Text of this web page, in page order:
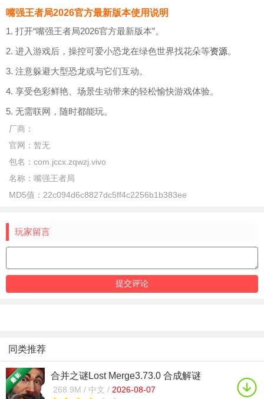
嘴强王者局2026官方最新版本使用说明
1. 打开“嘴强王者局2026官方最新版本”。
2. 进入游戏后，操控可爱小恐龙在绿色世界找花朵等资源。
3. 注意躲避大型恐龙或与它们互动。
4. 享受色彩鲜艳、场景生动带来的轻松愉快游戏体验。
5. 无需联网，随时都能玩。
厂商：
官网： 暂无
包名： com.jccx.zqwzj.vivo
名称： 嘴强王者局
MD5值： 22c094d6c8827dc5ff4c2256b1b383ee
玩家留言
同类推荐
合并之谜Lost Merge3.73.0 合成解谜
268.9M / 中文 / 2026-08-07